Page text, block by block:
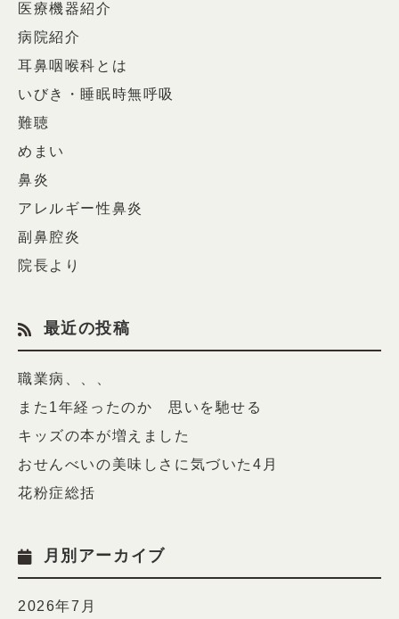
医療機器紹介
病院紹介
耳鼻咽喉科とは
いびき・睡眠時無呼吸
難聴
めまい
鼻炎
アレルギー性鼻炎
副鼻腔炎
院長より
最近の投稿
職業病、、、
また1年経ったのか 思いを馳せる
キッズの本が増えました
おせんべいの美味しさに気づいた4月
花粉症総括
月別アーカイブ
2026年7月